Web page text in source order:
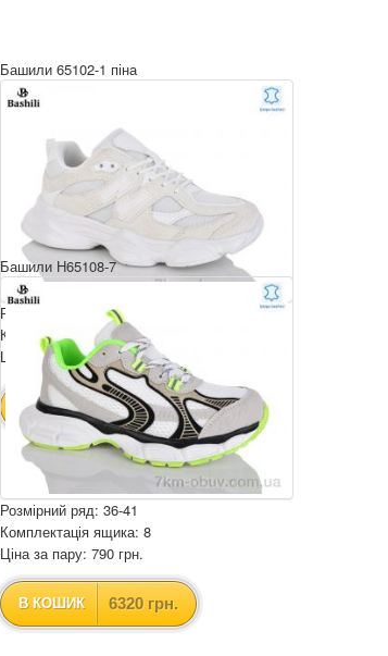
Башили 65102-1 піна
Розмірний ряд: 36-41
Комплектація ящика: 8
Ціна за пару: 790 грн.
В КОШИК 6320 грн.
Башили H65108-7
Розмірний ряд: 36-41
Комплектація ящика: 8
Ціна за пару: 790 грн.
В КОШИК 6320 грн.